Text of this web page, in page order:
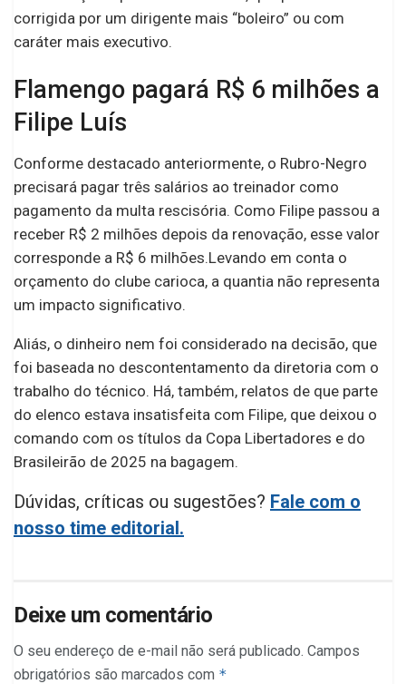
corrigida por um dirigente mais “boleiro” ou com
caráter mais executivo.
Flamengo pagará R$ 6 milhões a
Filipe Luís
Conforme destacado anteriormente, o Rubro-Negro
precisará pagar três salários ao treinador como
pagamento da multa rescisória. Como Filipe passou a
receber R$ 2 milhões depois da renovação, esse valor
corresponde a R$ 6 milhões.Levando em conta o
orçamento do clube carioca, a quantia não representa
um impacto significativo.
Aliás, o dinheiro nem foi considerado na decisão, que
foi baseada no descontentamento da diretoria com o
trabalho do técnico. Há, também, relatos de que parte
do elenco estava insatisfeita com Filipe, que deixou o
comando com os títulos da Copa Libertadores e do
Brasileirão de 2025 na bagagem.
Dúvidas, críticas ou sugestões? Fale com o
nosso time editorial.
Deixe um comentário
O seu endereço de e-mail não será publicado. Campos
obrigatórios são marcados com *